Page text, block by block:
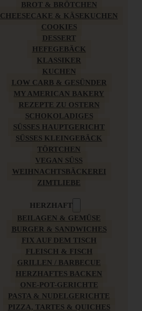
BROT & BRÖTCHEN
CHEESECAKE & KÄSEKUCHEN
COOKIES
DESSERT
HEFEGEBÄCK
KLASSIKER
KUCHEN
LOW CARB & GESÜNDER
MY AMERICAN BAKERY
REZEPTE ZU OSTERN
SCHOKOLADIGES
SÜSSES HAUPTGERICHT
SÜSSES KLEINGEBÄCK
TÖRTCHEN
VEGAN SÜSS
WEIHNACHTSBÄCKEREI
ZIMTLIEBE
HERZHAFT
BEILAGEN & GEMÜSE
BURGER & SANDWICHES
FIX AUF DEM TISCH
FLEISCH & FISCH
GRILLEN / BARBECUE
HERZHAFTES BACKEN
ONE-POT-GERICHTE
PASTA & NUDELGERICHTE
PIZZA, TARTES & QUICHES